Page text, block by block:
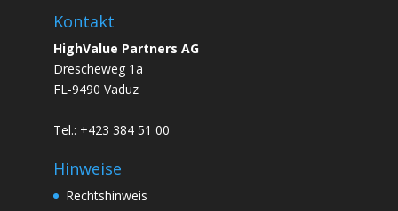
Kontakt
HighValue Partners AG
Drescheweg 1a
FL-9490 Vaduz
Tel.: +423 384 51 00
Hinweise
Rechtshinweis